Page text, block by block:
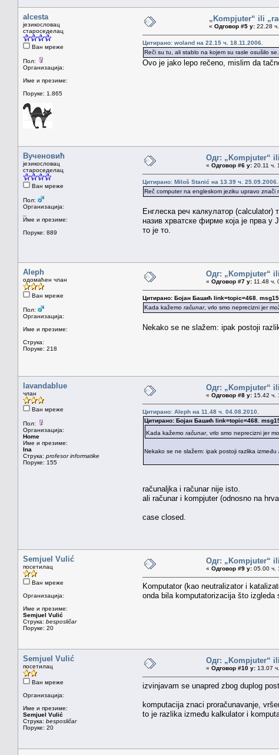
alcesta
језикословац
староседелац
Ван мреже
Пол:
Организација:
Име и презиме:
Поруке: 1.865
„Kompjuter“ ili
« Одговор #5 у: 22.28
Цитирано: woland на 22.15 ч. 18.11.2006.
Reči su tu, ali stablo na kojem su rasle osušilo se.
Ovo je jako lepo rečeno, mislim da
Вученовић
језикословац
староседелац
Ван мреже
Пол:
Организација:
Име и презиме:
Поруке: 889
Одг: „Kompjuter“
« Одговор #6 у: 20.11 ч.
Цитирано: Miloš Stanić на 13.39 ч. 25.09.2006.
Reč computer na engleskom jeziku upravo znači
Енглеска реч калкулатор (calculator)
назив хрватске фирме која је прва у
то је то.
Aleph
одомаћен члан
Ван мреже
Пол:
Организација:
Име и презиме:
Струка:
Поруке: 218
Одг: „Kompjuter“
« Одговор #7 у: 11.48 ч.
Цитирано: Бојан Башић link=topic=468.
Kada kažemo računar, vrlo smo neprecizni jer
Nekako se ne slažem: ipak postoji
lavandablue
члан
Ван мреже
Пол:
Организација:
Home
Име и презиме:
Ina
Струка: profesor informatike
Поруке: 155
Одг: „Kompjuter“
« Одговор #8 у: 15.42 ч.
Цитирано: Aleph на 11.48 ч. 04.08.2010.
Цитирано: Бојан Башић link=topic=468.
Kada kažemo računar, vrlo smo neprecizni jer
Nekako se ne slažem: ipak postoji razlika između
računaljka i računar nije isto.
ali računar i kompjuter (odnosno na
case closed.
Semjuel Vulić
посетилац
Ван мреже
Организација:
Име и презиме:
Semjuel Vulić
Струка: besposličar
Поруке: 20
Одг: „Kompjuter“
« Одговор #9 у: 05.00 ч.
Komputator (kao neutralizator i
onda bila komputatorizacija što izgleda
Semjuel Vulić
посетилац
Ван мреже
Организација:
Име и презиме:
Semjuel Vulić
Струка: besposličar
Поруке: 20
Одг: „Kompjuter“
« Одговор #10 у: 13.07
izvinjavam se unapred zbog duplog
komputacija znaci proračunavanje,
to je razlika između kalkulator i